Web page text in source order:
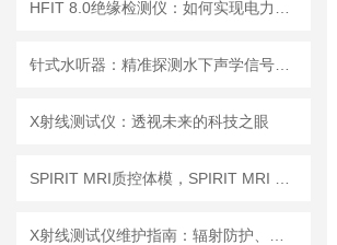
X射线测试仪：透视未来的科技之眼